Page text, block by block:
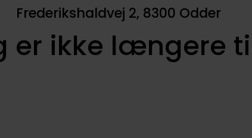
Frederikshaldvej 2, 8300 Odder
er ikke længere